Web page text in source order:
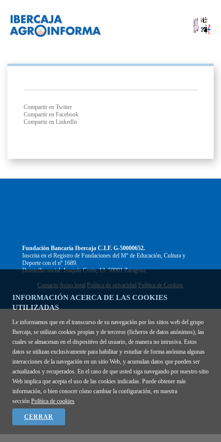
INFORMACIÓN ACERCA DE LAS COOKIES
UTILIZADAS
Le informamos que en el transcurso de su navegación por los sitios web del grupo
Ibercaja, se utilizan cookies propias y de terceros (ficheros de datos anónimos), las
cuales se almacenan en el dispositivo del usuario, de manera no intrusiva. Estos
datos se utilizan exclusivamente para habilitar y estudiar de forma anónima algunas
interacciones de la navegación en un sitio Web, y acumulan datos que pueden ser
actualizados y recuperados. En el caso de que usted siga navegando por nuestro sitio
Web implica que acepta el uso de las cookies indicadas. Puede obtener más
información, o bien conocer cómo cambiar la configuración, en nuestra
sección Política de cookies
CERRAR
Compartir en Twitter
Compartir en Facebook
Compartir en LinkedIn
Fundación Bancaria Ibercaja C.I.F. G-50000652.
Inscrita en el Registro de Fundaciones del Mº de Educación, Cultura y
Deporte con el nº 1689.
Domicilio social: Joaquín Costa, 13. 50001 Zaragoza.
Contacto Aviso legal Política de privacidad Política de Cookies